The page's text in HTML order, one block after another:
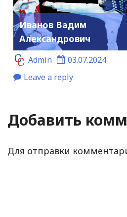
Иванов Вадим
Александрович
Admin
03.07.2024
Leave a reply
Добавить
Для отправки